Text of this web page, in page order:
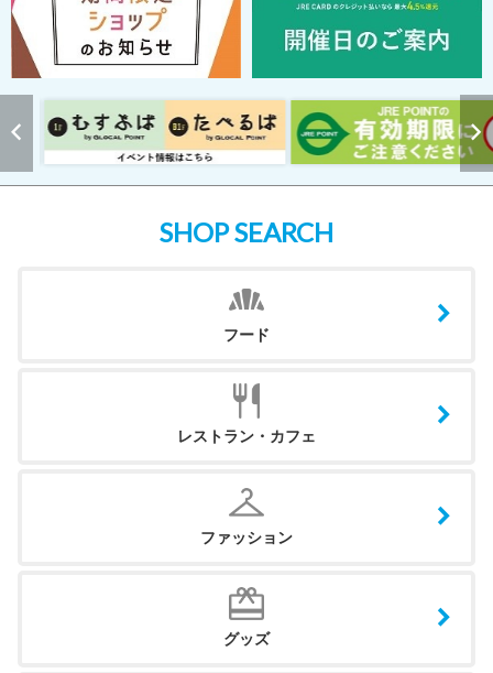
SHOP SEARCH
フード
レストラン・カフェ
ファッション
グッズ